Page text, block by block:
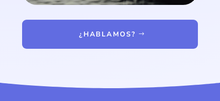
¿HABLAMOS?